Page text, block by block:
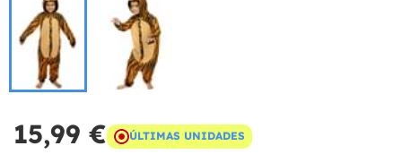
15,99 € ÚLTIMAS UNIDADES